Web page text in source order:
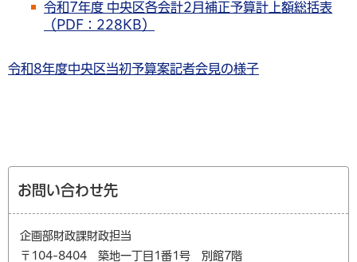
令和7年度 中央区各会計2月補正予算計上額総括表
（PDF：228KB）
令和8年度中央区当初予算案記者会見の様子
お問い合わせ先
企画部財政課財政担当
〒104-8404 築地一丁目1番1号 別館7階